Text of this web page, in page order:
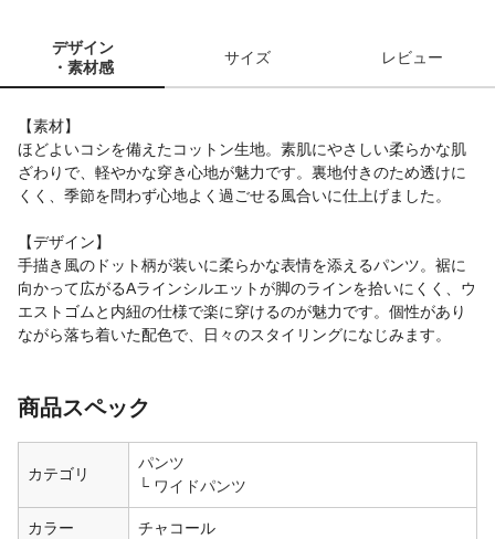
デザイン
・素材感
サイズ レビュー
【素材】
ほどよいコシを備えたコットン生地。素肌にやさしい柔らかな肌
ざわりで、軽やかな穿き心地が魅力です。裏地付きのため透けに
くく、季節を問わず心地よく過ごせる風合いに仕上げました。
【デザイン】
手描き風のドット柄が装いに柔らかな表情を添えるパンツ。裾に
向かって広がるAラインシルエットが脚のラインを拾いにくく、ウ
エストゴムと内紐の仕様で楽に穿けるのが魅力です。個性があり
ながら落ち着いた配色で、日々のスタイリングになじみます。
商品スペック
カテゴリ
パンツ
ワイドパンツ
カラー チャコール